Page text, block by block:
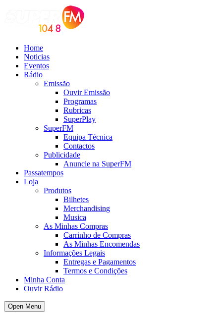
Home
Noticias
Eventos
Rádio
Emissão
Ouvir Emissão
Programas
Rubricas
SuperPlay
SuperFM
Equipa Técnica
Contactos
Publicidade
Anuncie na SuperFM
Passatempos
Loja
Produtos
Bilhetes
Merchandising
Musica
As Minhas Compras
Carrinho de Compras
As Minhas Encomendas
Informações Legais
Entregas e Pagamentos
Termos e Condições
Minha Conta
Ouvir Rádio
Open Menu